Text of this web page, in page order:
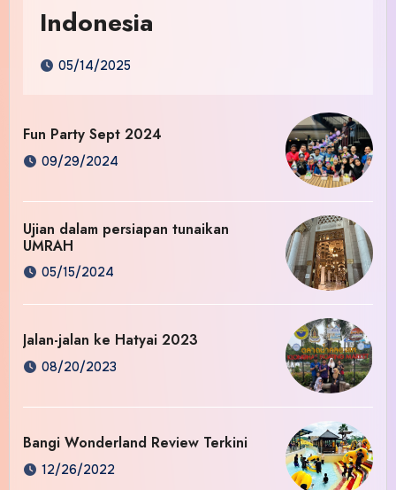
Indonesia
05/14/2025
Fun Party Sept 2024
09/29/2024
Ujian dalam persiapan tunaikan
UMRAH
05/15/2024
Jalan-jalan ke Hatyai 2023
08/20/2023
Bangi Wonderland Review Terkini
12/26/2022